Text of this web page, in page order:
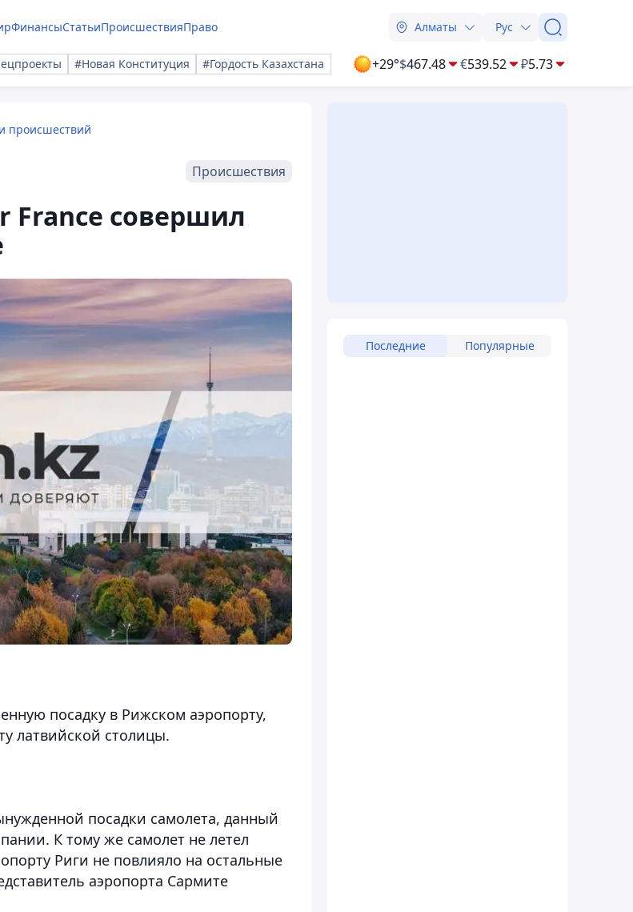
ФинансыСтатьиПроисшествияПраво Алматы Рус
#Новая Конституция #Гордость Казахстана +29°$467.48 €539.52 ₽5.73
происшествий
Происшествия
France совершил
посадку в Рижском аэропорту,
латвийской столицы.
посадки самолета, данный
К тому же самолет не летел
Риги не повлияло на остальные
аэропорта Сармите
Последние Популярные